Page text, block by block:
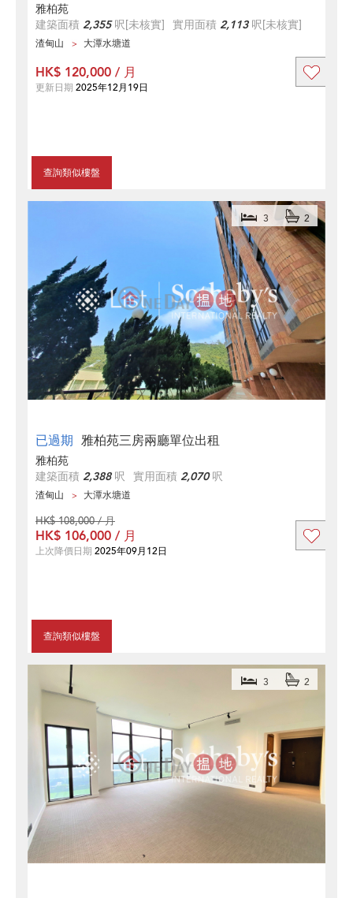
雅柏苑
建築面積 2,355呎[未核實] 實用面積 2,113呎[未核實]
渣甸山 大潭水塘道
查詢類似樓盤
HK$ 120,000 / 月
更新日期 2025年12月19日
已過期 雅柏苑三房兩廳單位出租
3 2
雅柏苑
建築面積 2,388呎 實用面積 2,070呎
渣甸山 大潭水塘道
查詢類似樓盤
HK$ 108,000 / 月
HK$ 106,000 / 月
上次降價日期 2025年09月12日
3 2